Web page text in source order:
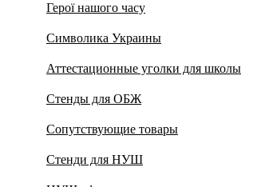
Герої нашого часу
Символика Украины
Аттестационные уголки для школы
Стенды для ОБЖ
Сопутствующие товары
Стенди для НУШ